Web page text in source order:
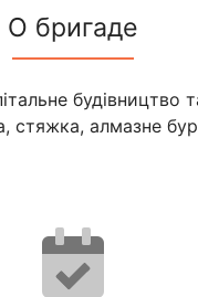
О бригаде
будівництво
алмазне